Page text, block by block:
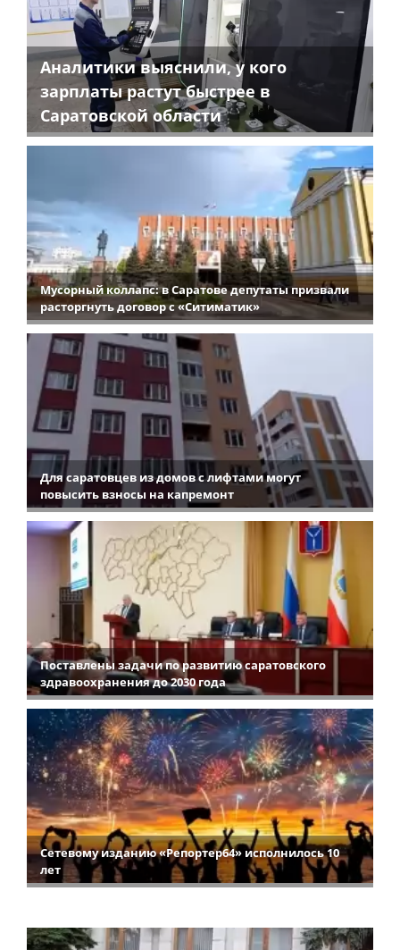
Аналитики выяснили, у кого
зарплаты растут быстрее в
Саратовской области
Мусорный коллапс: в Саратове депутаты призвали
расторгнуть договор с «Ситиматик»
Для саратовцев из домов с лифтами могут
повысить взносы на капремонт
Поставлены задачи по развитию саратовского
здравоохранения до 2030 года
Сетевому изданию «Репортер64» исполнилось 10
лет